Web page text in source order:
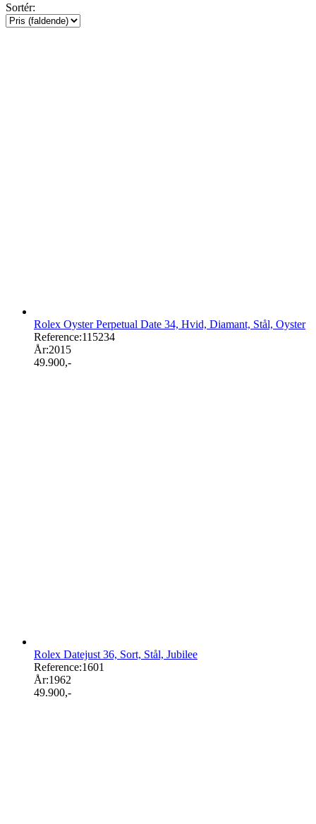
Sortér:
Rolex Oyster Perpetual Date 34, Hvid, Diamant, Stål, Oyster
Reference:115234
År:2015
49.900,-
Rolex Datejust 36, Sort, Stål, Jubilee
Reference:1601
År:1962
49.900,-